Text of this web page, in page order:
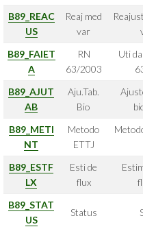
B89_REAC
US
Reaj med
var
B89_FAIET
A
RN
63/2003
Uti
B89_AJUT
AB
Aju.Tab.
Bio
B89_METI
NT
Metodo
ETTJ
B89_ESTF
LX
Esti de
flux
B89_STAT
US
Status